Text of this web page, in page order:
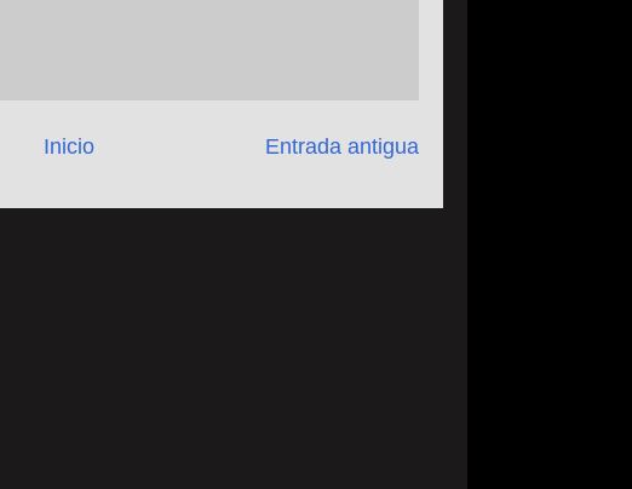
Entrada antigua
Inicio